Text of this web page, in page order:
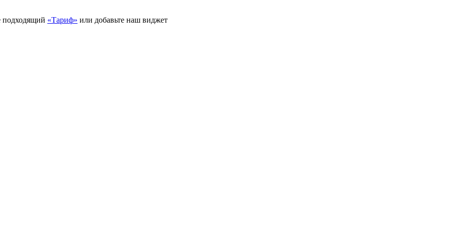
подходящий «Тариф» или добавьте наш виджет